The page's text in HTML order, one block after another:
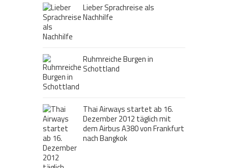
Lieber Sprachreise als
Nachhilfe
Ruhmreiche Burgen in
Schottland
Thai Airways startet ab 16.
Dezember 2012 täglich mit
dem Airbus A380 von Frankfurt
nach Bangkok